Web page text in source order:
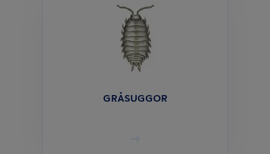
GRÅSUGGOR